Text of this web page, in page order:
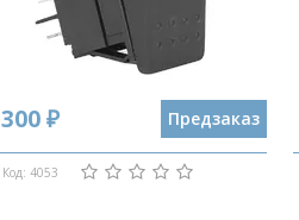
300 ₽ Предзаказ
Код: 4053